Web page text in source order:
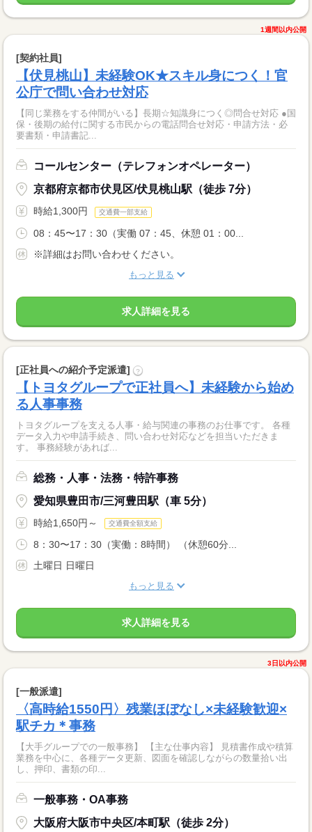
1週間以内公開
[契約社員]
【伏見桃山】未経験OK★スキル身につく！官
公庁で問い合わせ対応
【同じ業務をする仲間がいる】長期☆知識身につく◎問合せ対応 ●国
保・後期の給付に関する市民からの電話問合せ対応・申請方法・必
要書類・申請書記...
コールセンター（テレフォンオペレーター）
京都府京都市伏見区/伏見桃山駅（徒歩 7分）
時給1,300円 交通費一部支給
08：45〜17：30（実働 07：45、休憩 01：00...
※詳細はお問い合わせください。
もっと見る
求人詳細を見る
[正社員への紹介予定派遣] ?
【トヨタグループで正社員へ】未経験から始め
る人事事務
トヨタグループを支える人事・給与関連の事務のお仕事です。 各種
データ入力や申請手続き、問い合わせ対応などを担当いただきま
す。 事務経験があれば...
総務・人事・法務・特許事務
愛知県豊田市/三河豊田駅（車 5分）
時給1,650円～ 交通費全額支給
8：30〜17：30（実働：8時間） （休憩60分...
土曜日 日曜日
もっと見る
求人詳細を見る
3日以内公開
[一般派遣]
〈高時給1550円〉残業ほぼなし×未経験歓迎×
駅チカ＊事務
【大手グループでの一般事務】 【主な仕事内容】 見積書作成や積算
業務を中心に、各種データ更新、図面を確認しながらの数量拾い出
し、押印、書類の印...
一般事務・OA事務
大阪府大阪市中央区/本町駅（徒歩 2分）